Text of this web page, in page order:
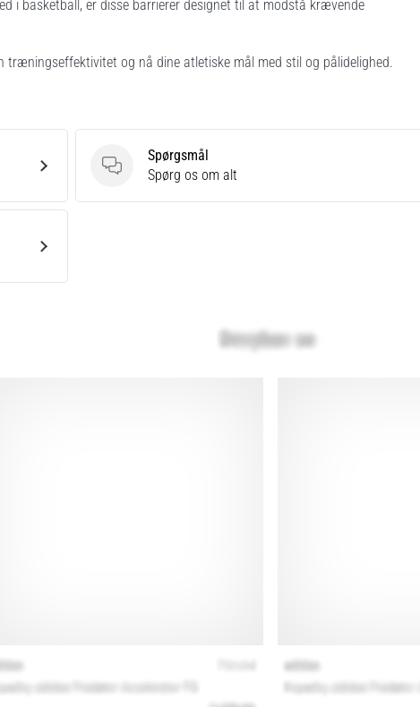
i basketball, er disse barrierer designet til at modstå krævende
og nå dine atletiske mål med stil og pålidelighed.
Spørgsmål
Spørgsmål
Spørg os om alt